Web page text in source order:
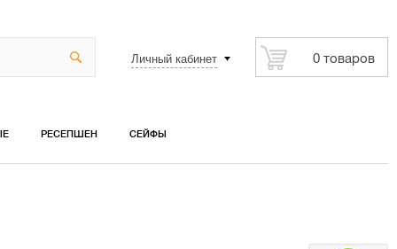
Личный кабинет 0 товаров
РЕСЕПШЕН СЕЙФЫ